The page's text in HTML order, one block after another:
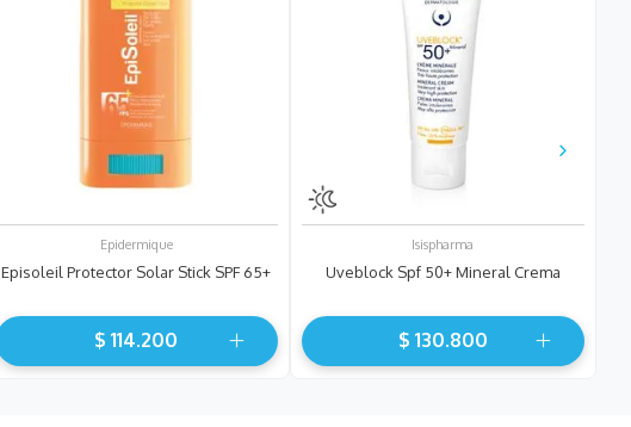
Epidermique
Episoleil Protector Solar Stick SPF 65+
$ 114.200
Isispharma
Uveblock Spf 50+ Mineral Crema
$ 130.800